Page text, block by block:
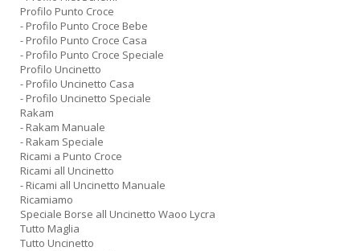
Profilo Punto Croce
- Profilo Punto Croce Bebe
- Profilo Punto Croce Casa
- Profilo Punto Croce Speciale
Profilo Uncinetto
- Profilo Uncinetto Casa
- Profilo Uncinetto Speciale
Rakam
- Rakam Manuale
- Rakam Speciale
Ricami a Punto Croce
Ricami all Uncinetto
- Ricami all Uncinetto Manuale
Ricamiamo
Speciale Borse all Uncinetto Waoo Lycra
Tutto Maglia
Tutto Uncinetto